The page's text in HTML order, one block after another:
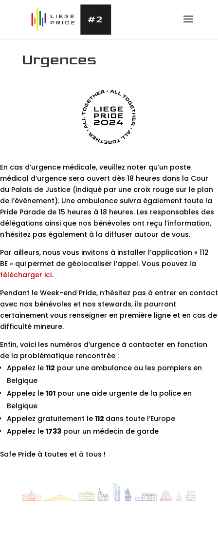
Urgences
En cas d’urgence médicale, veuillez noter qu’un poste
médical d’urgence sera ouvert dès 18 heures dans la Cour
du Palais de Justice (indiqué par une croix rouge sur le plan
de l’événement). Une ambulance suivra également toute la
Pride Parade de 15 heures à 18 heures. Les responsables des
délégations ainsi que nos bénévoles ont reçu l’information,
n’hésitez pas également à la diffuser autour de vous.
Par ailleurs, nous vous invitons à installer l’application « 112
BE » qui permet de géolocaliser l’appel. Vous pouvez la
télécharger ici.
Pendant le Week-end Pride, n’hésitez pas à entrer en contact
avec nos bénévoles et nos stewards, ils pourront
certainement vous renseigner en première ligne et en cas de
difficulté mineure.
Enfin, voici les numéros d’urgence à contacter en fonction
de la problématique rencontrée :
Appelez le 112 pour une ambulance ou les pompiers en
Belgique
Appelez le 101 pour une aide urgente de la police en
Belgique
Appelez gratuitement le 112 dans toute l’Europe
Appelez le 1733 pour un médecin de garde
Safe Pride à toutes et à tous !